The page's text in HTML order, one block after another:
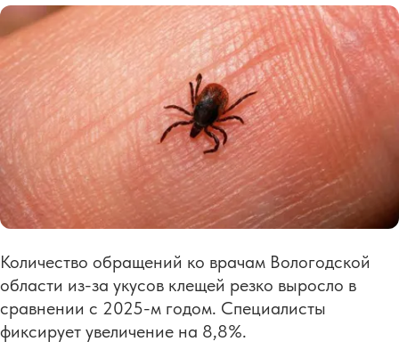
Количество обращений ко врачам Вологодской
области из-за укусов клещей резко выросло в
сравнении с 2025-м годом. Специалисты
фиксирует увеличение на 8,8%.